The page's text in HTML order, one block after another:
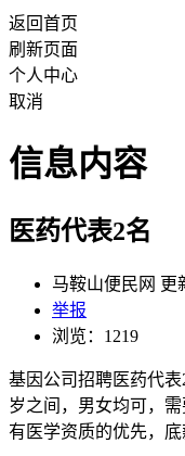
返回首页
刷新页面
个人中心
取消
信息内容
医药代表2名
马鞍山便民网 更
举报
浏览：1219
基因公司招聘医药代
岁之间，男女均可，
有医学资质的优先，底